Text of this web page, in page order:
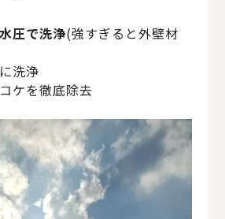
圧で洗浄(強すぎると外壁材
洗浄
ケを徹底除去